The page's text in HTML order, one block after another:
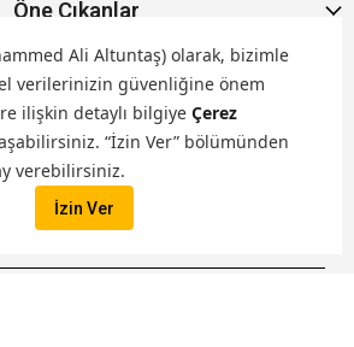
Ali Altuntaş) olarak, bizimle
verilerinizin güvenliğine önem
ilişkin detaylı bilgiye Çerez
“İzin Ver” bölümünden
verebilirsiniz.
İzin Ver
Öne Çıkanlar
Hakkımızda
Markalarımız
Satış Kanallarımız